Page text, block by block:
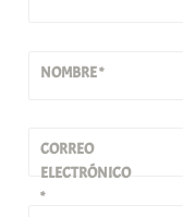
NOMBRE*
CORREO
ELECTRÓNICO
*